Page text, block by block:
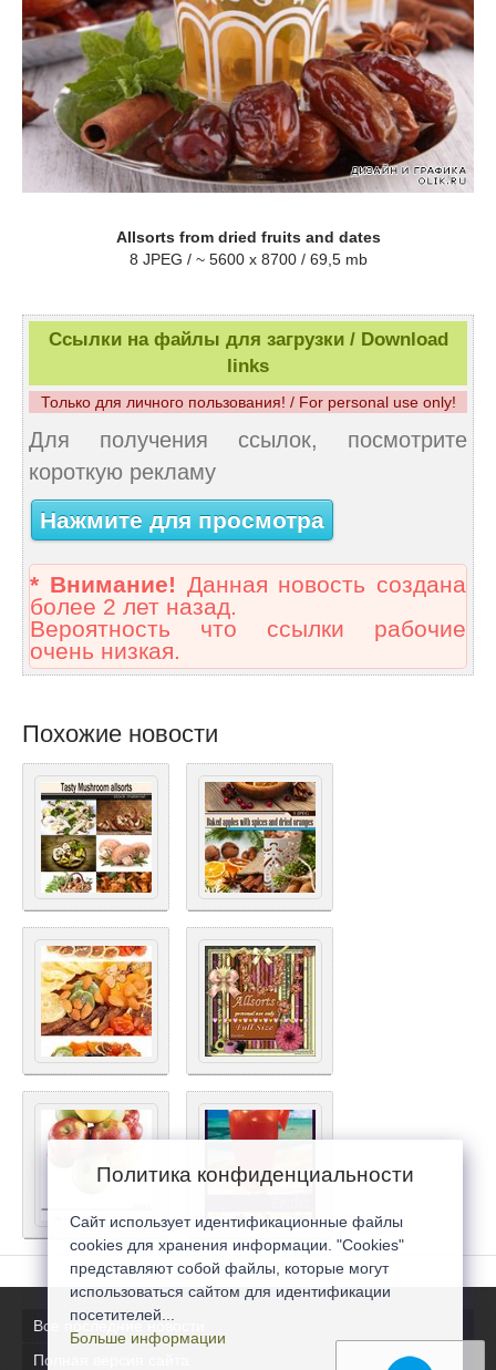
Allsorts from dried fruits and dates
8 JPEG / ~ 5600 x 8700 / 69,5 mb
Ссылки на файлы для загрузки / Download
links
Только для личного пользования! / For personal use only!
Для получения ссылок, посмотрите
короткую рекламу
Нажмите для просмотра
* Внимание! Данная новость создана
более 2 лет назад.
Вероятность что ссылки рабочие
очень низкая.
Похожие новости
Все последние новости
Полная версия сайта
Политика конфиденциальности
Сайт использует идентификационные файлы
cookies для хранения информации. "Cookies"
представляют собой файлы, которые могут
использоваться сайтом для идентификации
посетителей...
Больше информации